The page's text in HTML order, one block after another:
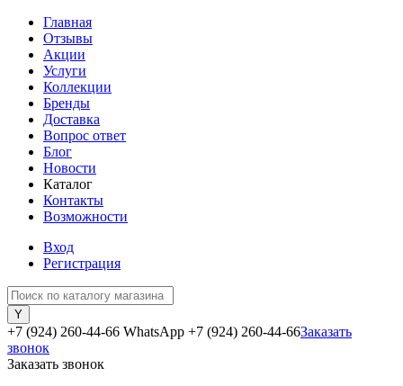
Главная
Отзывы
Акции
Услуги
Коллекции
Бренды
Доставка
Вопрос ответ
Блог
Новости
Каталог
Контакты
Возможности
Вход
Регистрация
+7 (924) 260-44-66 WhatsApp +7 (924) 260-44-66Заказать
звонок
Заказать звонок